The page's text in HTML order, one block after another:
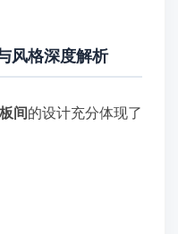
风格深度解析
间的设计充分体现了